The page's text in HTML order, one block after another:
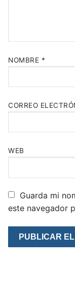
NOMBRE *
CORREO
WEB
Guarda mi
este navegador